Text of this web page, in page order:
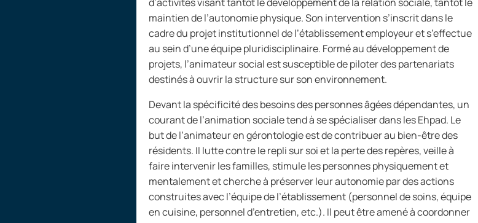
maintien de l’autonomie physique. Son intervention s’inscrit dans le
cadre du projet institutionnel de l’établissement employeur et s’effectue
au sein d’une équipe pluridisciplinaire. Formé au développement de
projets, l’animateur social est susceptible de piloter des partenariats
destinés à ouvrir la structure sur son environnement.
Devant la spécificité des besoins des personnes âgées dépendantes, un
courant de l’animation sociale tend à se spécialiser dans les Ehpad. Le
but de l’animateur en gérontologie est de contribuer au bien-être des
résidents. Il lutte contre le repli sur soi et la perte des repères, veille à
faire intervenir les familles, stimule les personnes physiquement et
mentalement et cherche à préserver leur autonomie par des actions
construites avec l’équipe de l’établissement (personnel de soins, équipe
en cuisine, personnel d’entretien, etc.). Il peut être amené à coordonner